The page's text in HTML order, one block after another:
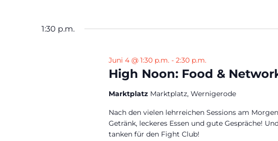
1:30 p.m.
High Noon: Food &
Juni 4 @ 1:30 p.m. - 2:30 p.m.
Marktplatz Marktplatz, Wernigerode
Nach den vielen lehrreichen Sessions am
Getränk, leckeres Essen und gute Gespräche!
tanken für den Fight Club!